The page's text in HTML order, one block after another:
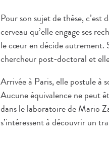
Pour son sujet de thèse, c’est
cerveau qu’elle engage ses
le cœur en décide autrement.
chercheur post-doctoral et
Arrivée à Paris, elle postule à
Aucune équivalence ne peut
dans le laboratoire de Mario
s’intéressent à découvrir un